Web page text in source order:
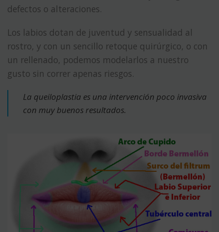
defectos o alteraciones.
Los labios dotan de juventud y sensualidad al
rostro, y con un sencillo retoque quirúrgico, o con
un rellenado, podemos modelarlos a nuestro
gusto sin correr apenas riesgos.
La queiloplastia es una intervención poco invasiva
con muy buenos resultados.